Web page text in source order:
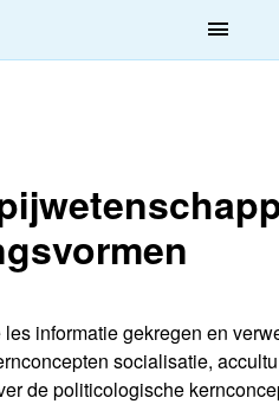
menu
informatie gekregen en
socialisatie,
de politicologische